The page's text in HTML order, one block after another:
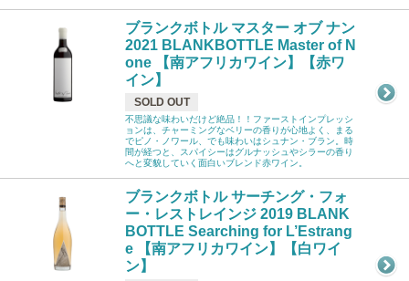
ブランクボトル マスター オブ ナン
2021 BLANKBOTTLE Master of N
one 【南アフリカワイン】【赤ワ
イン】
SOLD OUT
不思議な味わいだけど絶品！！ファーストインプレッシ
ョンは、チャーミングなベリーの香りが心地よく、まる
でピノ・ノワール、でも味わいはシュナン・ブラン。時
間が経つと、スパイシーはグルナッシュやシラーの香り
へと変貌していく面白いブレンド赤ワイン。
ブランクボトル サーチング・フォ
ー・レストレインジ 2019 BLANK
BOTTLE Searching for L’Estrang
e 【南アフリカワイン】【白ワイ
ン】